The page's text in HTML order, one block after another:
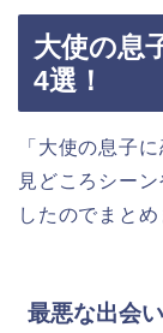
大使の息
4選！
「大使の息子
見どころシー
したのでまとめ
最悪な出会い